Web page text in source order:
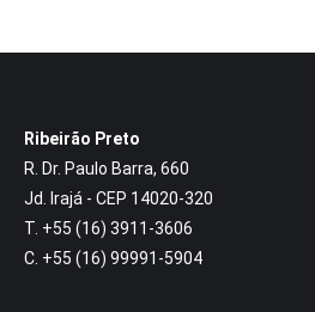
Ribeirão Preto
R. Dr. Paulo Barra, 660
Jd. Irajá - CEP 14020-320
T. +55 (16) 3911-3606
C. +55 (16) 99991-5904